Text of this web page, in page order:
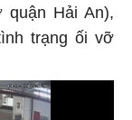
Hải An),
trạng ối vỡ